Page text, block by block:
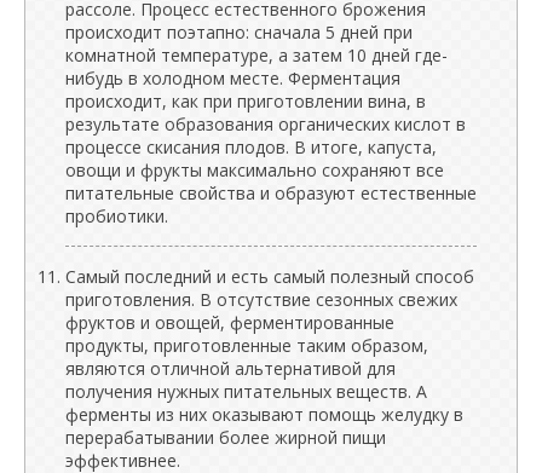
рассоле. Процесс естественного брожения
происходит поэтапно: сначала 5 дней при
комнатной температуре, а затем 10 дней где-
нибудь в холодном месте. Ферментация
происходит, как при приготовлении вина, в
результате образования органических кислот в
процессе скисания плодов. В итоге, капуста,
овощи и фрукты максимально сохраняют все
питательные свойства и образуют естественные
пробиотики.
Самый последний и есть самый полезный способ
приготовления. В отсутствие сезонных свежих
фруктов и овощей, ферментированные
продукты, приготовленные таким образом,
являются отличной альтернативой для
получения нужных питательных веществ. А
ферменты из них оказывают помощь желудку в
перерабатывании более жирной пищи
эффективнее.